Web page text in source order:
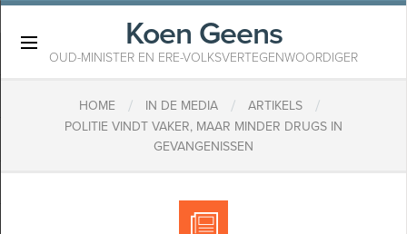
Koen Geens
OUD-MINISTER EN ERE-VOLKSVERTEGENWOORDIGER
HOME / IN DE MEDIA / ARTIKELS /
POLITIE VINDT VAKER, MAAR MINDER DRUGS IN
GEVANGENISSEN